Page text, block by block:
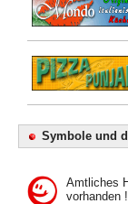
Symbole und
Amtliches
vorhanden !